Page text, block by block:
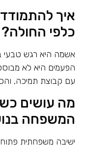
איך
כלפי החולה?
אשמה היא רגש טבעי
הפעמים היא לא
עם קבוצת תמיכה,
מה עושים
המשפחה
ישיבה משפחתית